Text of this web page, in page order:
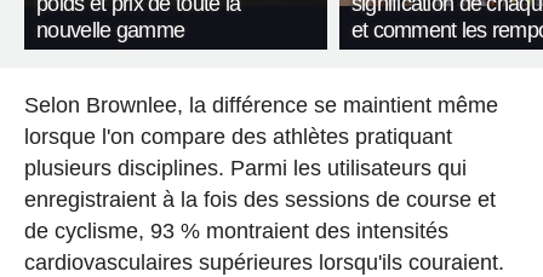
nouvelle gamme
et comment les
Selon Brownlee, la différence se maintient même
lorsque l'on compare des athlètes pratiquant
plusieurs disciplines. Parmi les utilisateurs qui
enregistraient à la fois des sessions de course et
de cyclisme, 93 % montraient des intensités
cardiovasculaires supérieures lorsqu'ils couraient.